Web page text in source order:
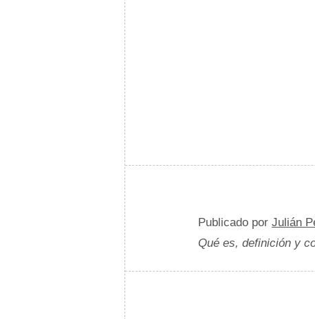
Publicado por Julián
Qué es, definición y